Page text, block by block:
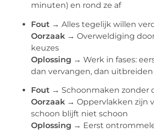
minuten) en rond ze af
Fout → Alles tegelijk willen
Oorzaak → Overweldiging
keuzes
Oplossing → Werk in fases:
dan vervangen, dan uitbreiden
Fout → Schoonmaken zonder
Oorzaak → Oppervlakken zijn
schoon blijft niet schoon
Oplossing → Eerst